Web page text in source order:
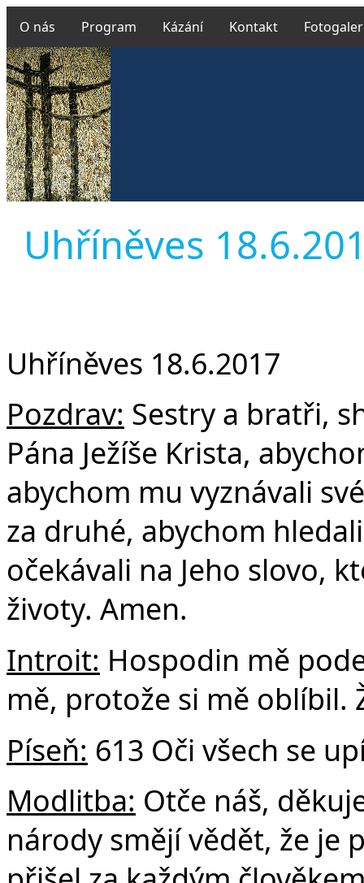
O nás Program Kázání Kontakt
Uhříněves
Uhříněves 18.6.2017
Pozdrav: Sestry a bratři,
Pána Ježíše Krista,
abychom mu vyznávali
za druhé, abychom
očekávali na Jeho slovo,
životy. Amen.
Introit: Hospodin mě
mě, protože si mě oblíbil.
Píseň: 613 Oči všech se
Modlitba: Otče náš,
národy smějí vědět, že je